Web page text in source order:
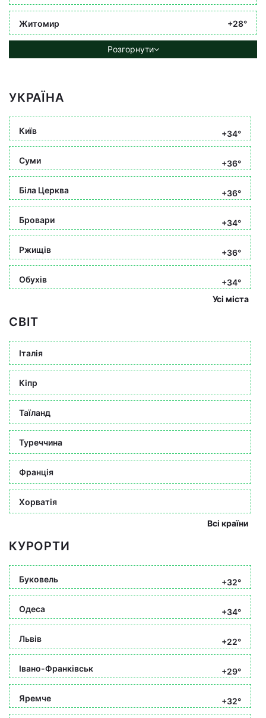
Житомир +28°
Розгорнути
УКРАЇНА
Київ +34°
Суми +36°
Біла Церква +36°
Бровари +34°
Ржищів +36°
Обухів
+34°
Усі міста
СВІТ
Італія
Кіпр
Таїланд
Туреччина
Франція
Хорватія
Всі країни
КУРОРТИ
Буковель +32°
Одеса +34°
Львів +22°
Івано-Франківськ +29°
Яремче +32°